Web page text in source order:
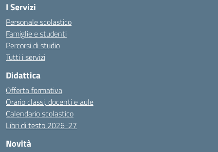
I Servizi
Personale scolastico
Famiglie e studenti
Percorsi di studio
Tutti i servizi
Didattica
Offerta formativa
Orario classi, docenti e aule
Calendario scolastico
Libri di testo 2026-27
Novità